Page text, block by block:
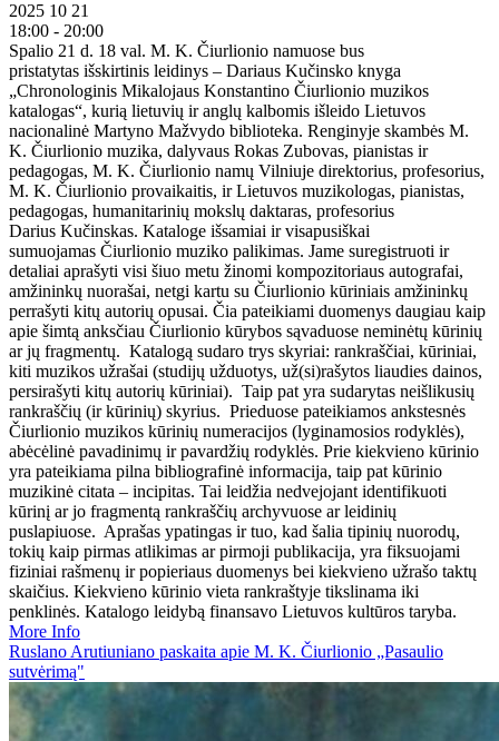
2025 10 21
18:00 - 20:00
Spalio 21 d. 18 val. M. K. Čiurlionio namuose bus
pristatytas išskirtinis leidinys – Dariaus Kučinsko knyga
„Chronologinis Mikalojaus Konstantino Čiurlionio muzikos
katalogas“, kurią lietuvių ir anglų kalbomis išleido Lietuvos
nacionalinė Martyno Mažvydo biblioteka. Renginyje skambės M.
K. Čiurlionio muzika, dalyvaus Rokas Zubovas, pianistas ir
pedagogas, M. K. Čiurlionio namų Vilniuje direktorius, profesorius,
M. K. Čiurlionio provaikaitis, ir Lietuvos muzikologas, pianistas,
pedagogas, humanitarinių mokslų daktaras, profesorius
Darius Kučinskas. Kataloge išsamiai ir visapusiškai
sumuojamas Čiurlionio muziko palikimas. Jame suregistruoti ir
detaliai aprašyti visi šiuo metu žinomi kompozitoriaus autografai,
amžininkų nuorašai, netgi kartu su Čiurlionio kūriniais amžininkų
perrašyti kitų autorių opusai. Čia pateikiami duomenys daugiau kaip
apie šimtą anksčiau Čiurlionio kūrybos sąvaduose neminėtų kūrinių
ar jų fragmentų. Katalogą sudaro trys skyriai: rankraščiai, kūriniai,
kiti muzikos užrašai (studijų užduotys, už(si)rašytos liaudies dainos,
persirašyti kitų autorių kūriniai). Taip pat yra sudarytas neišlikusių
rankraščių (ir kūrinių) skyrius. Prieduose pateikiamos ankstesnės
Čiurlionio muzikos kūrinių numeracijos (lyginamosios rodyklės),
abėcėlinė pavadinimų ir pavardžių rodyklės. Prie kiekvieno kūrinio
yra pateikiama pilna bibliografinė informacija, taip pat kūrinio
muzikinė citata – incipitas. Tai leidžia nedvejojant identifikuoti
kūrinį ar jo fragmentą rankraščių archyvuose ar leidinių
puslapiuose. Aprašas ypatingas ir tuo, kad šalia tipinių nuorodų,
tokių kaip pirmas atlikimas ar pirmoji publikacija, yra fiksuojami
fiziniai rašmenų ir popieriaus duomenys bei kiekvieno užrašo taktų
skaičius. Kiekvieno kūrinio vieta rankraštyje tikslinama iki
penklinės. Katalogo leidybą finansavo Lietuvos kultūros taryba.
More Info
Ruslano Arutiuniano paskaita apie M. K. Čiurlionio „Pasaulio
sutvėrimą"